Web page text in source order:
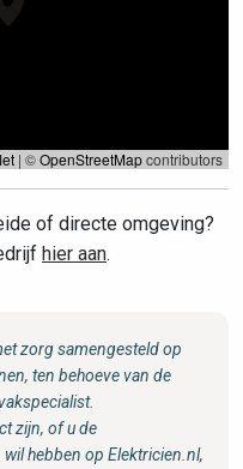
| ©OpenStreetMapcontributors
of directe omgeving?
hier aan.
zorg samengesteld op
ten behoeve van de
zijn, of u de
hebben op Elektricien.nl,